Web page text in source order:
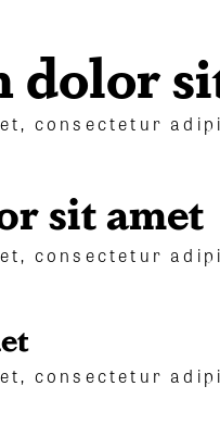
dolor
consectetur
sit amet
consectetur
consectetur